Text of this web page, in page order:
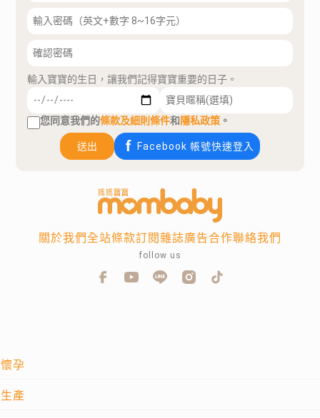
輸入寶寶的生日，讓我們記得寶寶重要的日子。
您同意我們的條款及細則條件和隱私政策 。
送出 Facebook 帳號快速登入
懷孕
生產
關於我們全站條款訂閱雜誌廣告合作聯絡我們
follow us